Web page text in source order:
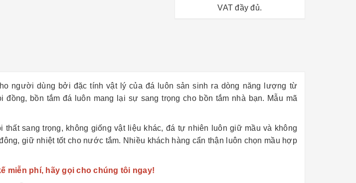
VAT đầy đủ.
người dùng bởi đặc tính vật lý của đá luôn sản sinh ra dòng năng lượng từ
bồn tắm đá luôn mang lại sự sang trọng cho bồn tắm nhà bạn. Mẫu mã
sang trọng, không giống vật liệu khác, đá tự nhiên luôn giữ mầu và không
giữ nhiệt tốt cho nước tắm. Nhiều khách hàng cẩn thận luôn chọn mầu hợp
miễn phí, hãy gọi cho chúng tôi ngay!